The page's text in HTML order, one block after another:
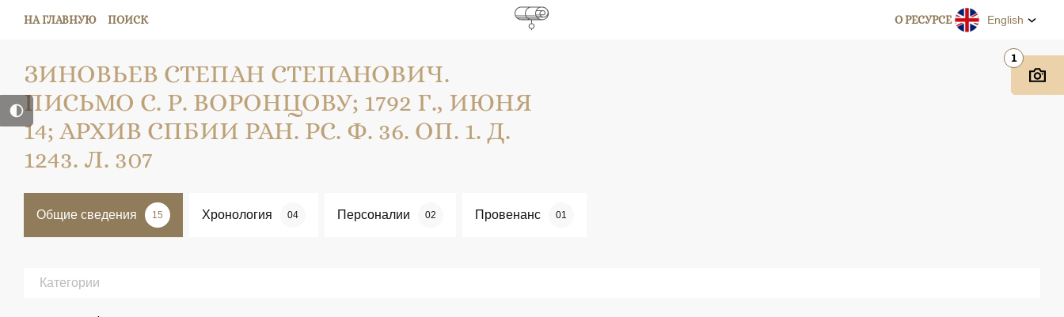
НА ГЛАВНУЮ ПОИСК О РЕСУРСЕ English
ЗИНОВЬЕВ СТЕПАН СТЕПАНОВИЧ.
ПИСЬМО С. Р. ВОРОНЦОВУ; 1792 Г., ИЮНЯ
14; АРХИВ СПБИИ РАН. РС. Ф. 36. ОП. 1. Д.
1243. Л. 307
Общие сведения 15 Хронология 04 Персоналии 02 Провенанс 01
Категории
1